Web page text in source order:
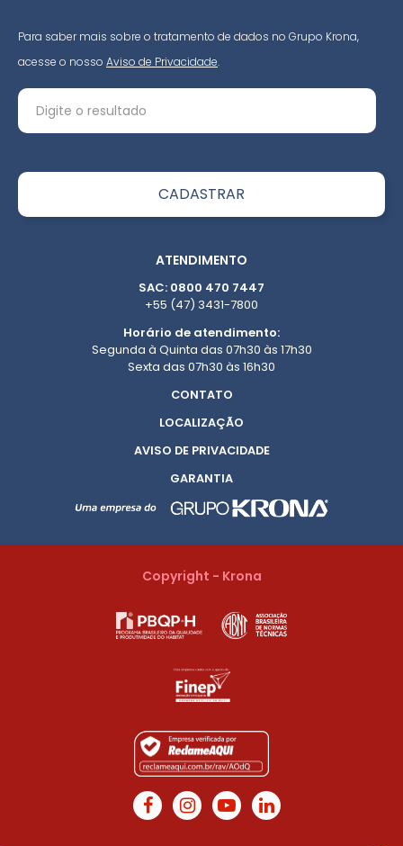
Para saber mais sobre o tratamento de dados no Grupo Krona,
acesse o nosso Aviso de Privacidade.
ATENDIMENTO
SAC: 0800 470 7447
+55 (47) 3431-7800
Horário de atendimento:
Segunda à Quinta das 07h30 às 17h30
Sexta das 07h30 às 16h30
CONTATO
LOCALIZAÇÃO
AVISO DE PRIVACIDADE
GARANTIA
Copyright - Krona